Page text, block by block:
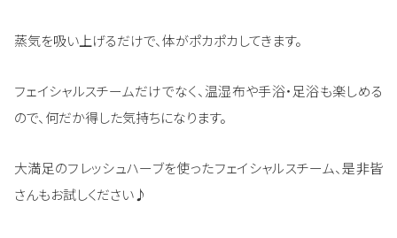
蒸気を吸い上げるだけで、体がポカポカしてきます。
フェイシャルスチームだけでなく、温湿布や手浴・足浴も楽しめる
ので、何だか得した気持ちになります。
大満足のフレッシュハーブを使ったフェイシャルスチーム、是非皆
さんもお試しください♪